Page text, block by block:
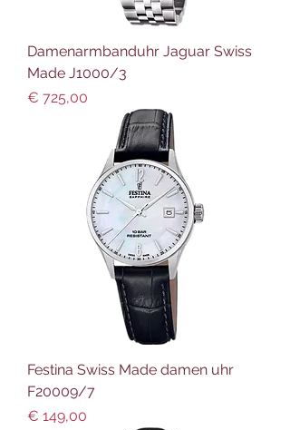
Damenarmbanduhr Jaguar Swiss
Made J1000/3
Preis
€ 725,00
Festina Swiss Made damen uhr
F20009/7
Preis
€ 149,00